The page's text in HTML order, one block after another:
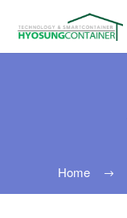
Home